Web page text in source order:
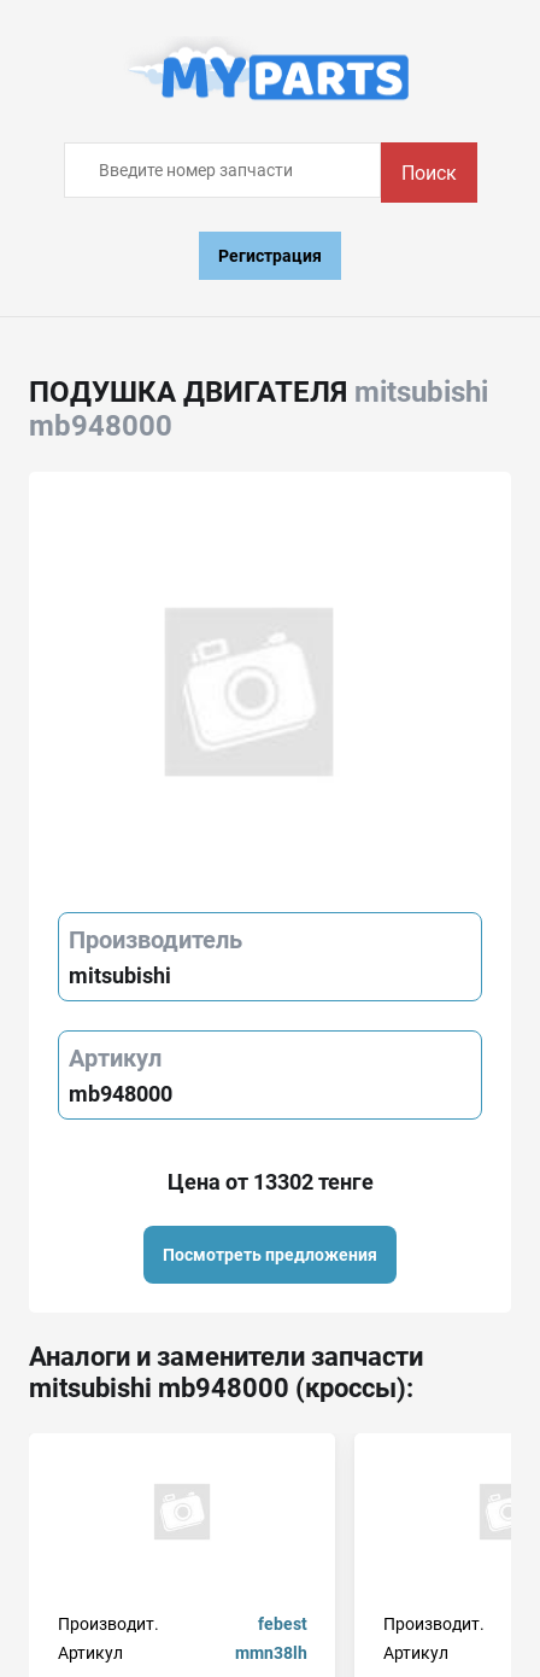
Поиск
Регистрация
ПОДУШКА ДВИГАТЕЛЯ mitsubishi
mb948000
Производитель
mitsubishi
Артикул
mb948000
Цена от 13302 тенге
Посмотреть предложения
Аналоги и заменители запчасти
mitsubishi mb948000 (кроссы):
Производит.
febest
Артикул
mmn38lh
Производит.
Артикул